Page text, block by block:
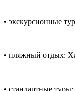
• экскурсионные
• пляжный отдых:
• стандартные